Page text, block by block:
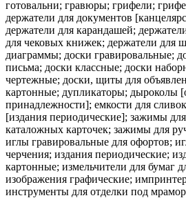
готовальни; гравюры; грифели;
держатели для документов
держатели для карандашей;
для чековых книжек; держатели для
диаграммы; доски гравировальные;
письма; доски классные; доски
чертежные; доски, щиты для
картонные; дупликаторы; дыроколы
принадлежности]; емкости для
[издания периодические]; зажимы
каталожных карточек; зажимы для
иглы гравировальные для офортов;
черчения; издания периодические;
картонные; измельчители для бумаг
изображения графические;
инструменты для отделки под